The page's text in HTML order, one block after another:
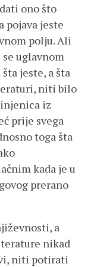
ono što
pojava jeste
polju. Ali
uglavnom
jeste, a šta
niti bilo
iz
prije svega
toga šta
kada je u
prerano
a
nikad
niti potirati